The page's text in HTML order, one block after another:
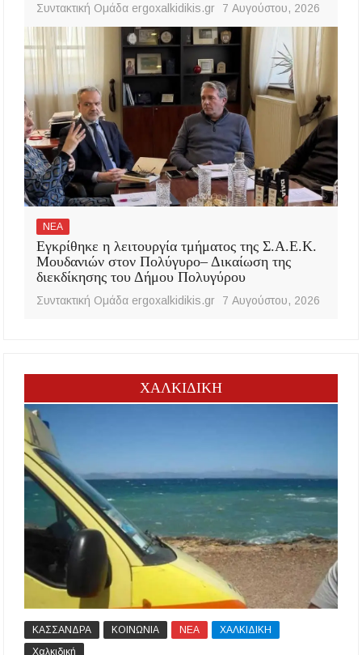
Συντακτική Ομάδα ergoxalkidikis.gr 7 Αυγούστου, 2026
ΝΕΑ
Εγκρίθηκε η λειτουργία τμήματος της Σ.Α.Ε.Κ.
Μουδανιών στον Πολύγυρο– Δικαίωση της
διεκδίκησης του Δήμου Πολυγύρου
Συντακτική Ομάδα ergoxalkidikis.gr 7 Αυγούστου, 2026
ΧΑΛΚΙΔΙΚΗ
ΚΑΣΣΑΝΔΡΑ ΚΟΙΝΩΝΙΑ ΝΕΑ
ΧΑΛΚΙΔΙΚΗ
Χαλκιδική